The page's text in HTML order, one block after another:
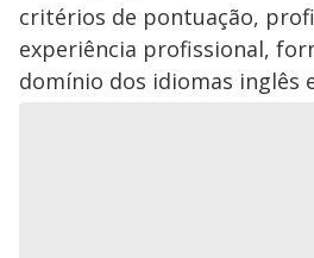
critérios de pontuação,
experiência profissional,
domínio dos idiomas inglês